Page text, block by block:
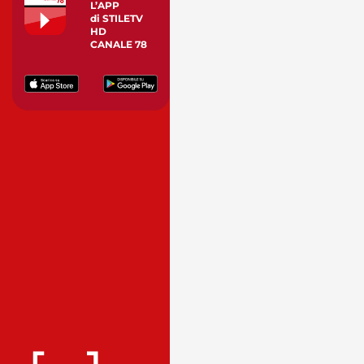
L’APP
di STILETV
HD
CANALE 78